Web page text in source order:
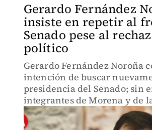
Gerardo Fernández
insiste en repetir al
Senado pese al
político
Gerardo Fernández Noroña
intención de buscar
presidencia del Senado; sin
integrantes de Morena y de
señalaron que no respaldarán
posible reelección.